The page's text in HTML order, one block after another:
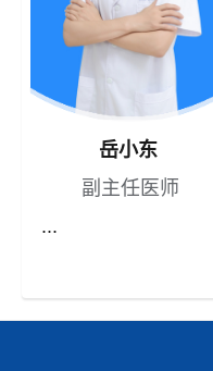
岳小东
副主任医师
...